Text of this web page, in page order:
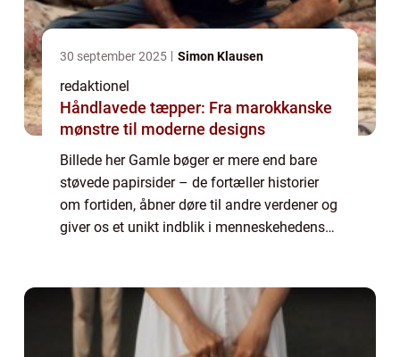
30 september 2025 Simon Klausen
redaktionel
Håndlavede tæpper: Fra marokkanske
mønstre til moderne designs
Billede her Gamle bøger er mere end bare
støvede papirsider – de fortæller historier
om fortiden, åbner døre til andre verdener og
giver os et unikt indblik i menneskehedens